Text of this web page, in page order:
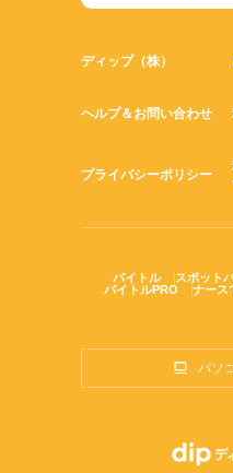
ディップ（株）
ヘルプ＆お問い合わせ
プライバシーポリシー
バイトル スポット
バイトルPRO
ナース
パソ